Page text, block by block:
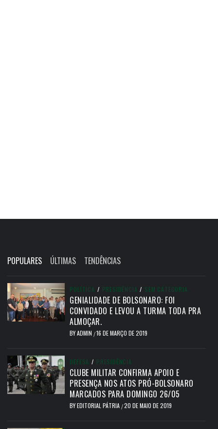
POPULARES ÚLTIMAS TENDÊNCIAS
POLÍTICA / PRESIDÊNCIA / SEM CATEGORIA
GENIALIDADE DE BOLSONARO: FOI
CONVIDADO E LEVOU A TURMA TODA PRA
ALMOÇAR.
BYADMIN /16 DE MARÇO DE 2019
DEFESA / PRESIDÊNCIA
CLUBE MILITAR CONFIRMA APOIO E
PRESENÇA NOS ATOS PRÓ-BOLSONARO
MARCADOS PARA DOMINGO 26/05
BYEDITORIAL PÁTRIA /20 DE MAIO DE 2019